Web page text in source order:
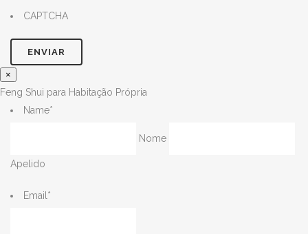
CAPTCHA
×
Feng Shui para Habitação Própria
Name*
Nome
Apelido
Email*